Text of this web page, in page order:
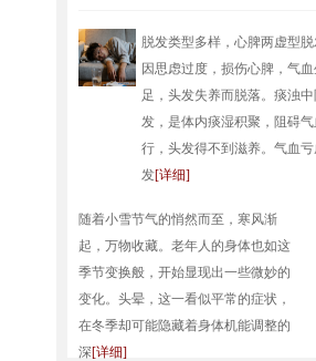
脱发类型多样，心脾两虚型
因思虑过度，损伤心脾，气
足，头发失养而脱落。痰浊
发，是体内痰湿积聚，阻碍气
行，头发得不到滋养。气血
发[详细]
随着小雪节气的悄然而至，寒风渐
起，万物收藏。老年人的身体也如这
季节变换般，开始显现出一些微妙的
变化。头晕，这一看似平常的症状，
在冬季却可能隐藏着身体机能调整的
深[详细]